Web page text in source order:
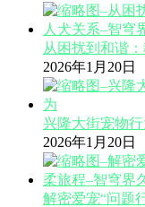
从困扰到和谐
2026年1月20日
兴隆大街宠物
2026年1月20日
解密爱宠“问题